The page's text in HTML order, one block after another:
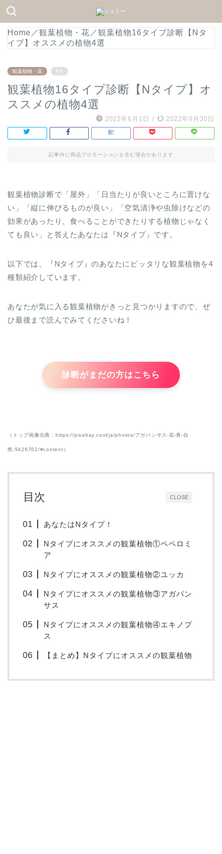
Home ／観葉植物・花 ／観葉植物16タイプ診断【Nタ
イプ】オススメの植物4選
観葉植物・花 PR
観葉植物16タイプ診断【Nタイプ】オ
ススメの植物4選
2022年6月1日 / 2022年9月30日
記事内に商品プロモーションを含む場合があります
観葉植物診断で「屋外」「日当たりが良いところに置けな
い」「縦に伸びるものが良い」「空気清浄や虫除けなどの
効果があったり、食べることができたりする植物じゃなく
ても良い」と答えたあなたは『Nタイプ』です。
以下では、『Nタイプ』のあなたにピッタリな観葉植物を4
種類紹介しています。
あなたが気に入る観葉植物がきっと見つかりますので、ぜ
ひ最後まで読んでみてくださいね！
診断がまだの方はこちら
（トップ画像出典：https://pixabay.com/ja/photos/アガパンサス-花-青-自
然-5426702/#content）
CLOSE
目次
あなたはNタイプ！
Nタイプにオススメの観葉植物①ペペロミ
ア
Nタイプにオススメの観葉植物②ユッカ
Nタイプにオススメの観葉植物③アガパン
サス
Nタイプにオススメの観葉植物④エキノプ
ス
【まとめ】Nタイプにオススメの観葉植物